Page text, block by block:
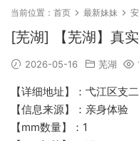
当前位置： 首页 最新妹妹
[芜湖] 【芜湖】真
2026-05-16 芜湖
【详细地址】：弋江区支
【信息来源】：亲身体验
【mm数量】：1